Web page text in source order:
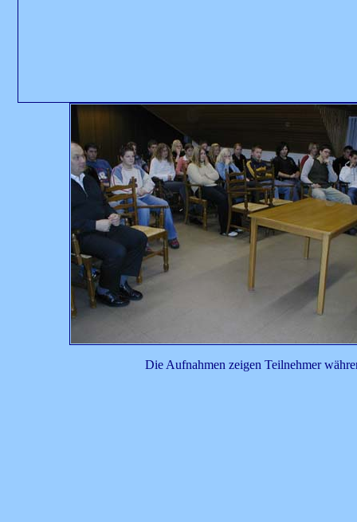
Die Aufnahmen zeigen Teilnehmer